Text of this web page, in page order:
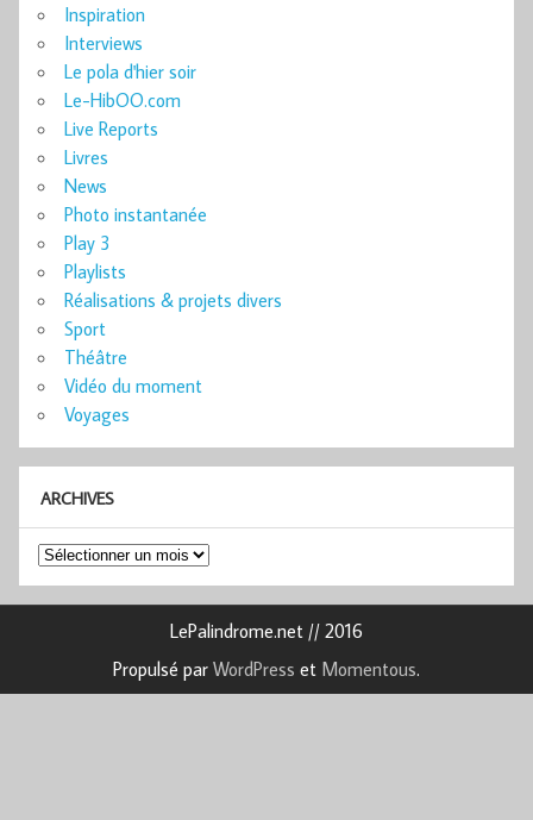
Inspiration
Interviews
Le pola d'hier soir
Le-HibOO.com
Live Reports
Livres
News
Photo instantanée
Play 3
Playlists
Réalisations & projets divers
Sport
Théâtre
Vidéo du moment
Voyages
ARCHIVES
Archives
LePalindrome.net // 2016
Propulsé par WordPress et Momentous.